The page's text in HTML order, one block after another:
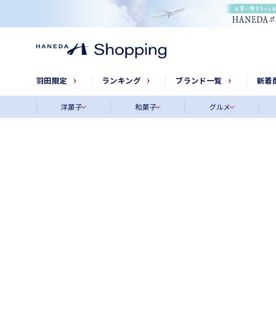
羽田限定 ランキング ブランド一覧 新着
洋菓子 和菓子 グルメ